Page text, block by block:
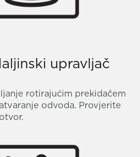
upravljač
rotirajućim prekidačem
odvoda. Provjerite